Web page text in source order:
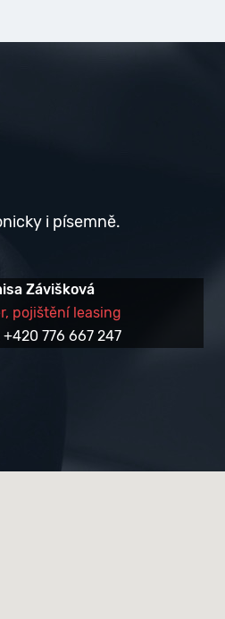
i písemně.
Závišková
pojištění leasing
+420 776 667 247